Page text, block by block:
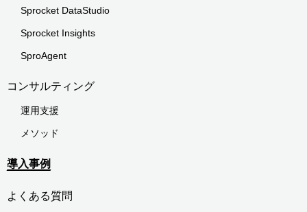
Sprocket DataStudio
Sprocket Insights
SproAgent
コンサルティング
運用支援
メソッド
導入事例
よくある質問